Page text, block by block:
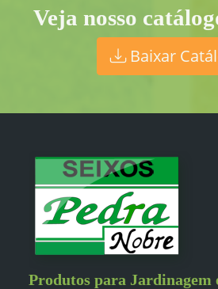
Veja nosso
Baixar
Produtos para Jardinagem